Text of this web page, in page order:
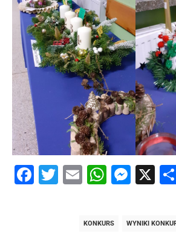
Facebook
Twitter
Email X
KONKURS WYNIKI